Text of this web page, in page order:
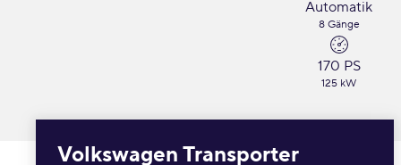
Automatik
8 Gänge
170 PS
125 kW
Volkswagen Transporter